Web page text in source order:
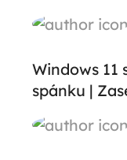
Windows 11
spánku |